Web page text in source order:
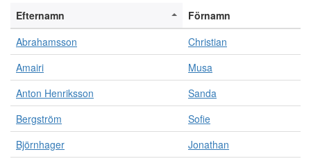
Efternamn
Förnamn
Abrahamsson
Christian
Amairi
Musa
Anton Henriksson
Sanda
Bergström
Sofie
Björnhager
Jonathan